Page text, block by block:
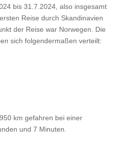
bis 31.7.2024, also insgesamt
Reise durch Skandinavien
der Reise war Norwegen. Die
sich folgendermaßen verteilt:
km gefahren bei einer
und 7 Minuten.